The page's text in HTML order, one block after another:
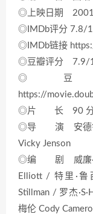
◎上映日期
◎IMDb评分 7.8/
◎IMDb链接
◎豆瓣评分 7.9/
◎
https://
◎片 长 90 分
◎导 演 安德鲁·
Vicky Jenson
◎编 剧 威廉·史
Elliott / 特里·鲁
Stillman / 罗杰
梅伦 Cody